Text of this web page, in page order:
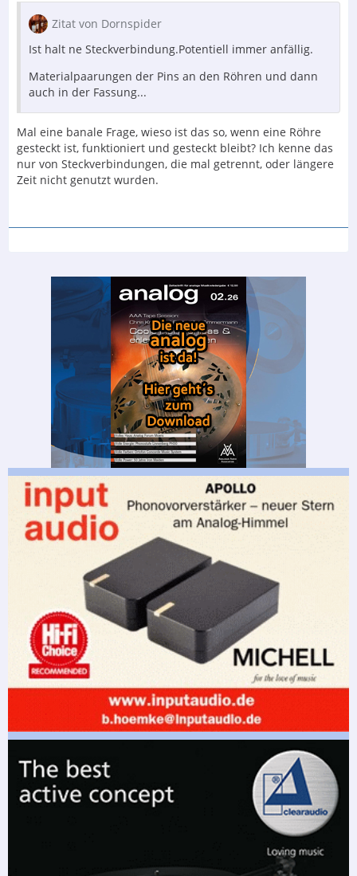
Zitat von Dornspider
Ist halt ne Steckverbindung.Potentiell immer anfällig.
Materialpaarungen der Pins an den Röhren und dann
auch in der Fassung...
Mal eine banale Frage, wieso ist das so, wenn eine Röhre
gesteckt ist, funktioniert und gesteckt bleibt? Ich kenne das
nur von Steckverbindungen, die mal getrennt, oder längere
Zeit nicht genutzt wurden.